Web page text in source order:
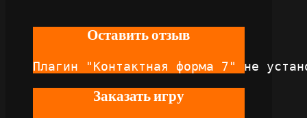
Оставить отзыв
Плагин "Контактная форма 7" не
Заказать игру